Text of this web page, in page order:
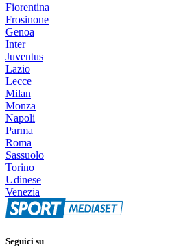
Fiorentina
Frosinone
Genoa
Inter
Juventus
Lazio
Lecce
Milan
Monza
Napoli
Parma
Roma
Sassuolo
Torino
Udinese
Venezia
Seguici su